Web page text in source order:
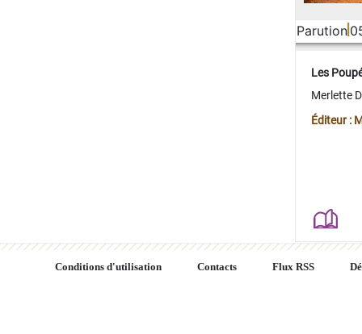
Parution
Les
Merlette
Éditeur :
Conditions d'utilisation Contacts Flux RSS